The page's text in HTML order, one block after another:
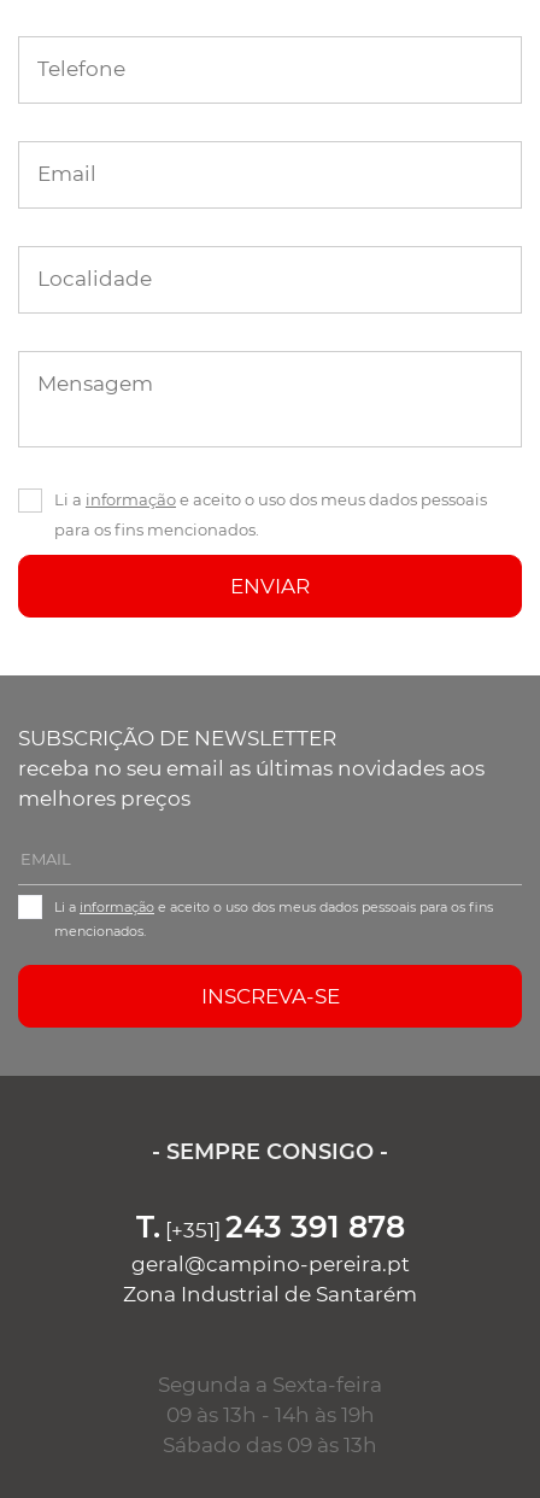
Telefone
Email
Localidade
Mensagem
Li a informaçãoe aceito o uso dos meus dados pessoais
para os fins mencionados.
ENVIAR
SUBSCRIÇÃO DE NEWSLETTER
receba no seu email as últimas novidades aos
melhores preços
Li a informação e aceito o uso dos meus dados pessoais para os fins
mencionados.
INSCREVA-SE
- SEMPRE CONSIGO -
T. [+351] 243 391 878
geral@campino-pereira.pt
Zona Industrial de Santarém
Segunda a Sexta-feira
09 às 13h - 14h às 19h
Sábado das 09 às 13h